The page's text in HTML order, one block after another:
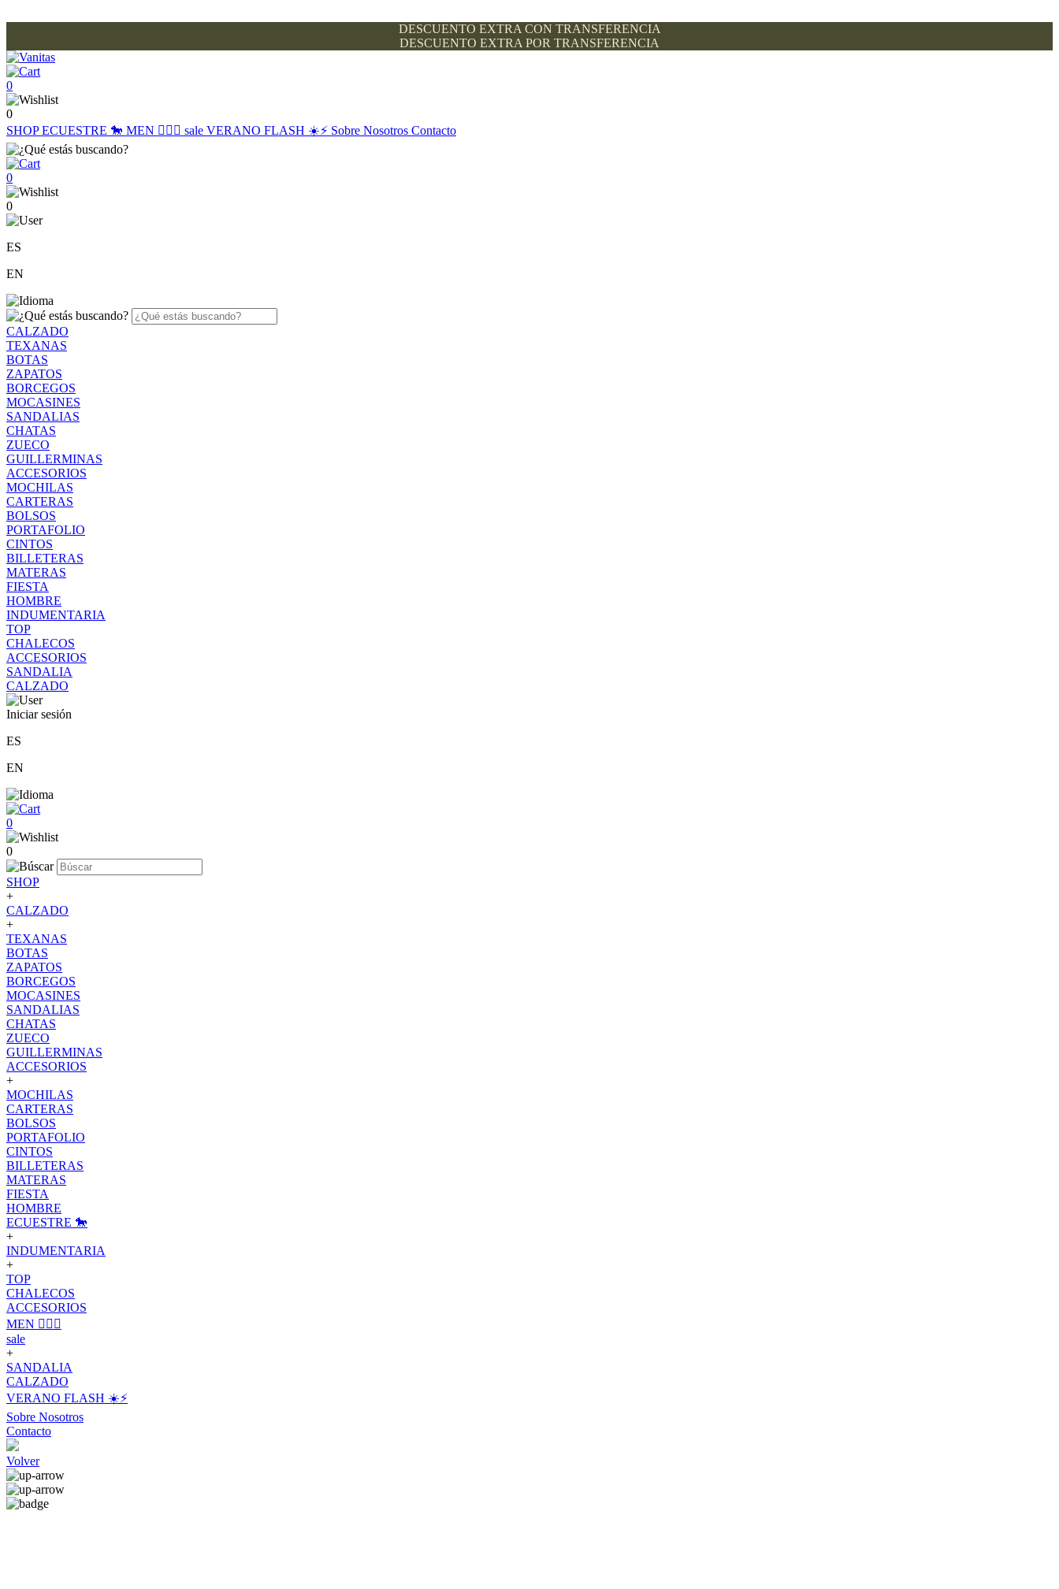
DESCUENTO EXTRA CON TRANSFERENCIA
DESCUENTO EXTRA POR TRANSFERENCIA
0
0
SHOPECUESTRE 🐎 MEN 🙋🏽‍♂️ sale VERANO FLASH ☀️⚡️ Sobre Nosotros Contacto
0
0
ES
EN
CALZADO
TEXANAS
BOTAS
ZAPATOS
BORCEGOS
MOCASINES
SANDALIAS
CHATAS
ZUECO
GUILLERMINAS
ACCESORIOS
MOCHILAS
CARTERAS
BOLSOS
PORTAFOLIO
CINTOS
BILLETERAS
MATERAS
FIESTA
HOMBRE
INDUMENTARIA
TOP
CHALECOS
ACCESORIOS
SANDALIA
CALZADO
Iniciar sesión
ES
EN
0
0
SHOP
+
CALZADO
+
TEXANAS
BOTAS
ZAPATOS
BORCEGOS
MOCASINES
SANDALIAS
CHATAS
ZUECO
GUILLERMINAS
ACCESORIOS
+
MOCHILAS
CARTERAS
BOLSOS
PORTAFOLIO
CINTOS
BILLETERAS
MATERAS
FIESTA
HOMBRE
ECUESTRE 🐎
+
INDUMENTARIA
+
TOP
CHALECOS
ACCESORIOS
MEN 🙋🏽‍♂️
sale
+
SANDALIA
CALZADO
VERANO FLASH ☀️⚡️
Sobre Nosotros
Contacto
Volver